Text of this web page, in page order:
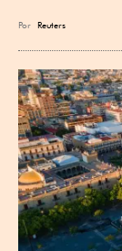
Por Reuters